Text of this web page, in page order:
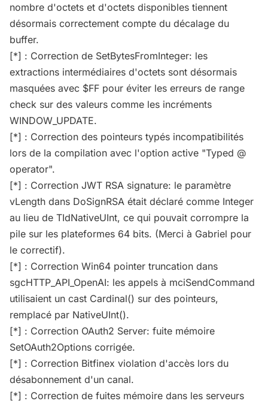
nombre d'octets et d'octets disponibles tiennent
désormais correctement compte du décalage du
buffer.
[*] : Correction de SetBytesFromInteger: les
extractions intermédiaires d'octets sont désormais
masquées avec $FF pour éviter les erreurs de range
check sur des valeurs comme les incréments
WINDOW_UPDATE.
[*] : Correction des pointeurs typés incompatibilités
lors de la compilation avec l'option active "Typed @
operator".
[*] : Correction JWT RSA signature: le paramètre
vLength dans DoSignRSA était déclaré comme Integer
au lieu de TIdNativeUInt, ce qui pouvait corrompre la
pile sur les plateformes 64 bits. (Merci à Gabriel pour
le correctif).
[*] : Correction Win64 pointer truncation dans
sgcHTTP_API_OpenAI: les appels à mciSendCommand
utilisaient un cast Cardinal() sur des pointeurs,
remplacé par NativeUInt().
[*] : Correction OAuth2 Server: fuite mémoire
SetOAuth2Options corrigée.
[*] : Correction Bitfinex violation d'accès lors du
désabonnement d'un canal.
[*] : Correction de fuites mémoire dans les serveurs